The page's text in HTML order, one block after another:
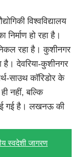
विश्वविद्यालय
हो रहा है।
रहा है। कुशीनगर
देवरिया-कुशीनगर
साउथ कॉरिडोर के
नहीं, बल्कि
गई है। लखनऊ की
स्वदेशी जागरण